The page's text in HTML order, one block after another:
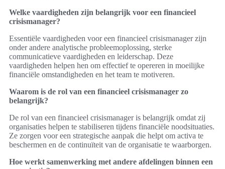
Welke vaardigheden zijn belangrijk voor een financieel
crisismanager?
Essentiële vaardigheden voor een financieel crisismanager zijn
onder andere analytische probleemoplossing, sterke
communicatieve vaardigheden en leiderschap. Deze
vaardigheden helpen hen om effectief te opereren in moeilijke
financiële omstandigheden en het team te motiveren.
Waarom is de rol van een financieel crisismanager zo
belangrijk?
De rol van een financieel crisismanager is belangrijk omdat zij
organisaties helpen te stabiliseren tijdens financiële noodsituaties.
Ze zorgen voor een strategische aanpak die helpt om activa te
beschermen en de continuïteit van de organisatie te waarborgen.
Hoe werkt samenwerking met andere afdelingen binnen een